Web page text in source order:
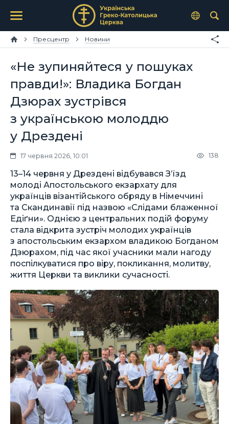
Пресцентр Новини
«Не зупиняйтеся у пошуках
правди!»: Владика Богдан
Дзюрах зустрівся
з українською молоддю
у Дрездені
17 червня 2026, 10:01 138
13–14 червня у Дрездені відбувався З’їзд
молоді Апостольського екзархату для
українців візантійського обряду в Німеччині
та Скандинавії під назвою «Слідами блаженної
Едіґни». Однією з центральних подій форуму
стала відкрита зустріч молодих українців
з апостольським екзархом владикою Богданом
Дзюрахом, під час якої учасники мали нагоду
поспілкуватися про віру, покликання, молитву,
життя Церкви та виклики сучасності.